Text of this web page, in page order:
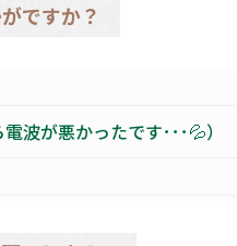
ですか？
波が悪かったです･･･💦）